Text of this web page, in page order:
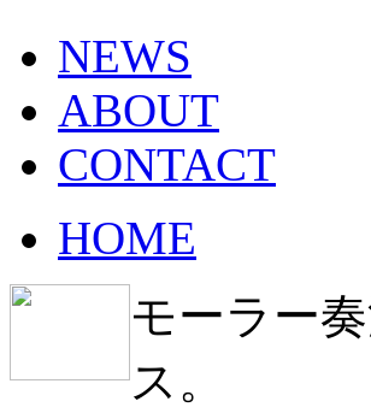
NEWS
ABOUT
CONTACT
HOME
モーラー
ス。